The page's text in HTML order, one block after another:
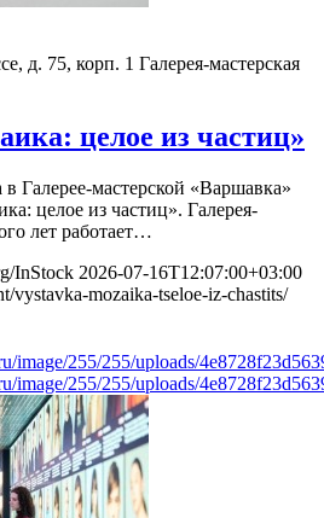
д. 75, корп. 1 Галерея-мастерская
целое из частиц»
Галерее-мастерской «Варшавка»
целое из частиц». Галерея-
лет работает…
InStock 2026-07-16T12:07:00+03:00
vystavka-mozaika-tseloe-iz-chastits/
image/255/255/uploads/
image/255/255/uploads/